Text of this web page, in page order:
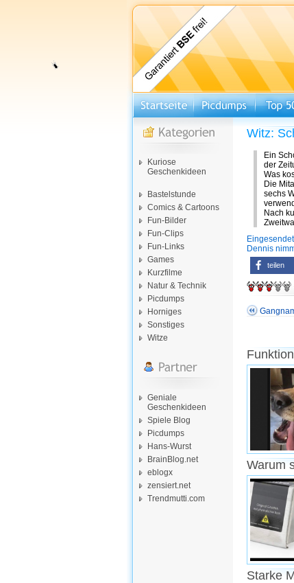
Kuriose
Geschenkideen
Bastelstunde
Comics & Cartoons
Fun-Bilder
Fun-Clips
Fun-Links
Games
Kurzfilme
Natur & Technik
Picdumps
Horniges
Sonstiges
Witze
Geniale
Geschenkideen
Spiele Blog
Picdumps
Hans-Wurst
BrainBlog.net
eblogx
zensiert.net
Trendmutti.com
Witz:
Ein
der
Was
Die
sechs
Nach
Dennis
teilen
Warum
Starke